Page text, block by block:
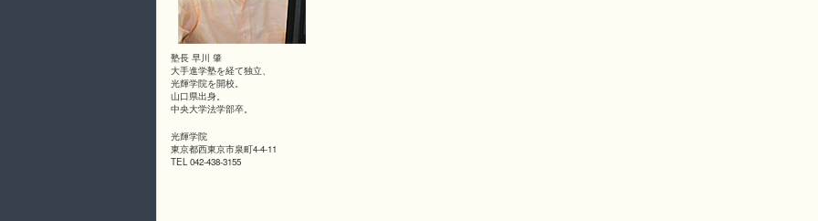
塾長 早川 肇
大手進学塾を経て独立、
光輝学院を開校。
山口県出身。
中央大学法学部卒。
光輝学院
東京都西東京市泉町4-4-11
TEL 042-438-3155